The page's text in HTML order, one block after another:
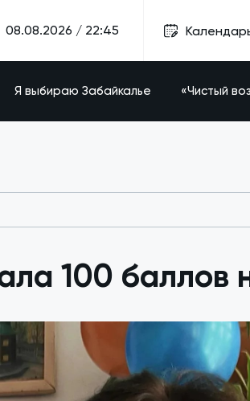
08.08.2026 / 22:45
Я выбираю Забайкалье «Чистый
100 баллов